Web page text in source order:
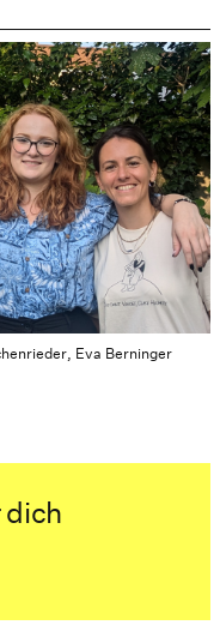
Eva Berninger
dich